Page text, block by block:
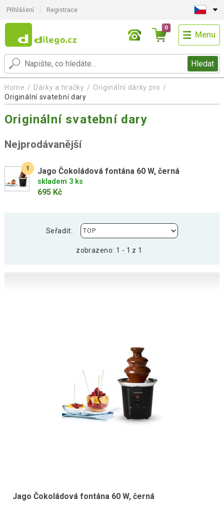
Přihlášení Registrace
Hledat
0
Menu
Home Dárky a hračky
Originální dárky pro
Originální svatební dary
Originální svatební dary
Nejprodávanější
1 Jago Čokoládová fontána 60 W, černá
skladem 3 ks
695 Kč
Seřadit:
zobrazeno: 1 - 1 z 1
Jago Čokoládová fontána 60 W, černá